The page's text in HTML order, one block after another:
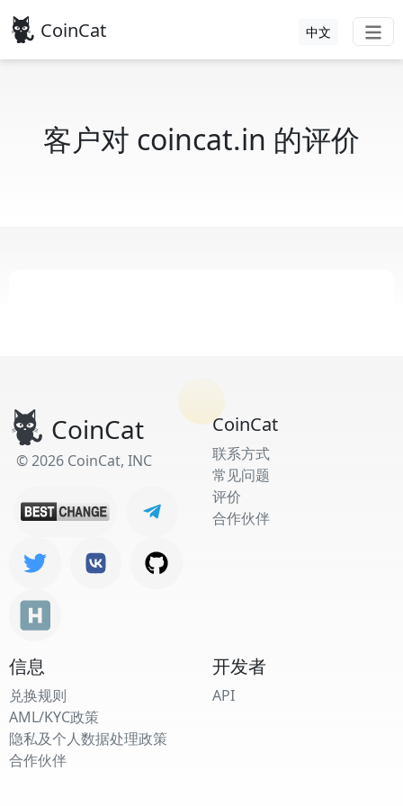
CoinCat 中文
客户对 coincat.in 的评价
CoinCat
© 2026 CoinCat, INC
CoinCat
联系方式
常见问题
评价
合作伙伴
信息
兑换规则
AML/KYC政策
隐私及个人数据处理政策
合作伙伴
开发者
API